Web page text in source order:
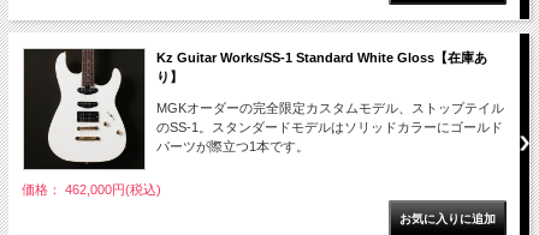
Kz Guitar Works/SS-1 Standard White Gloss【在庫あ
り】
MGKオーダーの完全限定カスタムモデル、ストップテイル
のSS-1。スタンダードモデルはソリッドカラーにゴールド
パーツが際立つ1本です。
価格： 462,000円(税込)